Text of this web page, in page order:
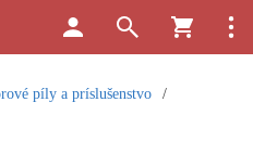
píly a príslušenstvo /